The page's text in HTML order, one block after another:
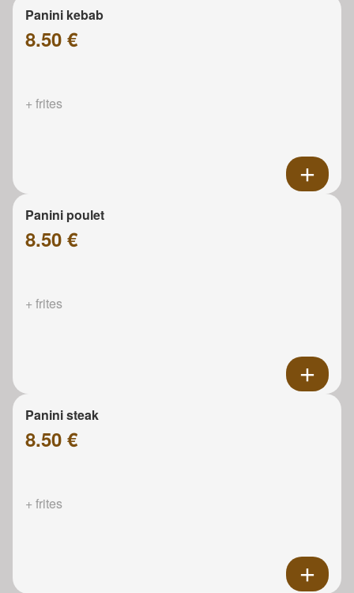
Panini kebab
8.50 €
+ frites
Panini poulet
8.50 €
+ frites
Panini steak
8.50 €
+ frites